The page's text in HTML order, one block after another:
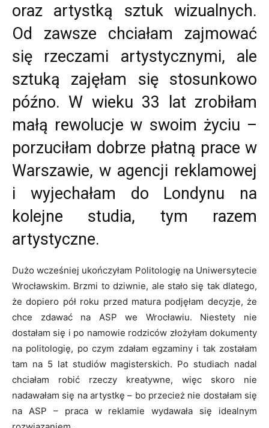
oraz artystką sztuk wizualnych.
Od zawsze chciałam zajmować
się rzeczami artystycznymi, ale
sztuką zajęłam się stosunkowo
późno. W wieku 33 lat zrobiłam
małą rewolucje w swoim życiu –
porzuciłam dobrze płatną prace w
Warszawie, w agencji reklamowej
i wyjechałam do Londynu na
kolejne studia, tym razem
artystyczne.
Dużo wcześniej ukończyłam Politologię na Uniwersytecie
Wrocławskim. Brzmi to dziwnie, ale stało się tak dlatego,
że dopiero pół roku przed matura podjęłam decyzje, że
chce zdawać na ASP we Wrocławiu. Niestety nie
dostałam się i po namowie rodziców złożyłam dokumenty
na politologię, po czym zdałam egzaminy i tak zostałam
tam na 5 lat studiów magisterskich. Po studiach nadal
chciałam robić rzeczy kreatywne, więc skoro nie
nadawałam się na artystkę – bo przecież nie dostałam się
na ASP – praca w reklamie wydawała się idealnym